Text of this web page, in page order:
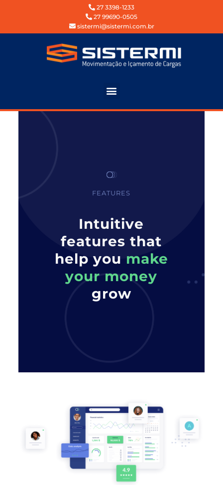
27 3398-1233
27 99690-0505
sistermi@sistermi.com.br
FEATURES
Intuitive
features that
help you make
your money
grow